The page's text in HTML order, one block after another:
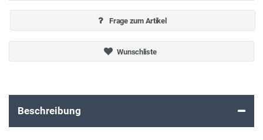
Frage zum Artikel
Wunschliste
Beschreibung